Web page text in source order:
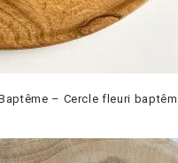
– Cercle fleuri